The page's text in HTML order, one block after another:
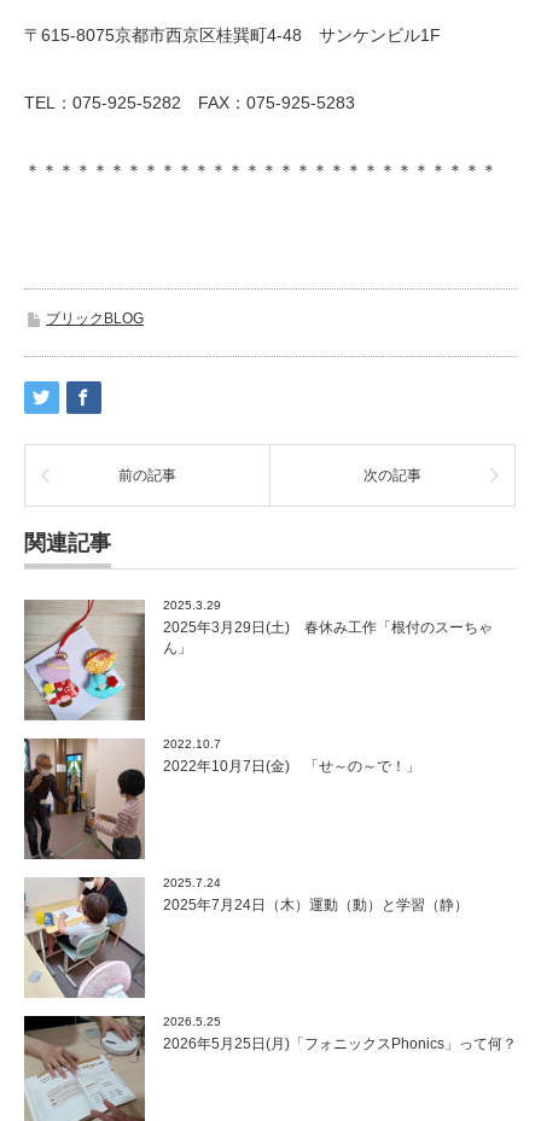
〒615-8075京都市西京区桂巽町4-48 サンケンビル1F
TEL：075-925-5282 FAX：075-925-5283
＊＊＊＊＊＊＊＊＊＊＊＊＊＊＊＊＊＊＊＊＊＊＊＊＊＊＊＊
ブリックBLOG
前の記事 次の記事
関連記事
2025.3.29
2025年3月29日(土) 春休み工作「根付のスーちゃ
ん」
2022.10.7
2022年10月7日(金) 「せ～の～で！」
2025.7.24
2025年7月24日（木）運動（動）と学習（静）
2026.5.25
2026年5月25日(月)「フォニックスPhonics」って何？